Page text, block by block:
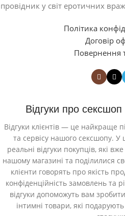
провідник у світ еротичних
Політика
Договір
Повернення
Відгуки про
Відгуки клієнтів — це найкраще
та сервісу нашого сексшопу. У
реальні відгуки покупців, які
нашому магазині та поділилися
клієнти говорять про якість
конфіденційність замовлень та
відгуки допоможуть вам
інтимні товари, які